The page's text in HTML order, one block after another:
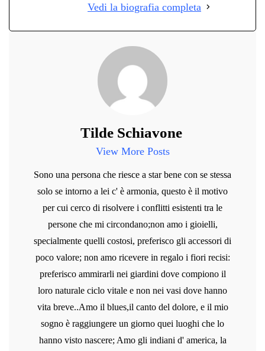
Vedi la biografia completa
Tilde Schiavone
View More Posts
Sono una persona che riesce a star bene con se stessa
solo se intorno a lei c' è armonia, questo è il motivo
per cui cerco di risolvere i conflitti esistenti tra le
persone che mi circondano;non amo i gioielli,
specialmente quelli costosi, preferisco gli accessori di
poco valore; non amo ricevere in regalo i fiori recisi:
preferisco ammirarli nei giardini dove compiono il
loro naturale ciclo vitale e non nei vasi dove hanno
vita breve..Amo il blues,il canto del dolore, e il mio
sogno è raggiungere un giorno quei luoghi che lo
hanno visto nascere; Amo gli indiani d' america, la